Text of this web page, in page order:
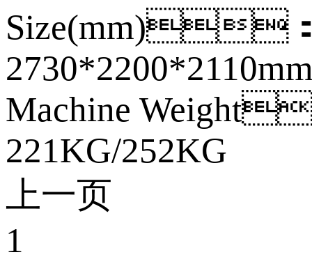
Size(mm)
Machine
221KG/252KG
上一页
1